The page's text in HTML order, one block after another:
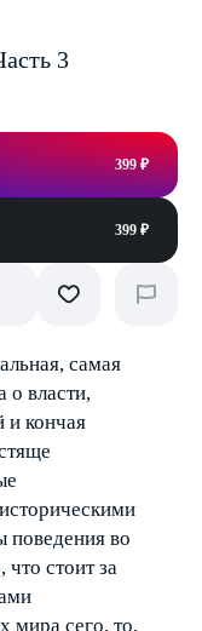
3
399 ₽
399 ₽
самая
о власти,
и кончая
поведения во
что стоит за
мира сего, то,